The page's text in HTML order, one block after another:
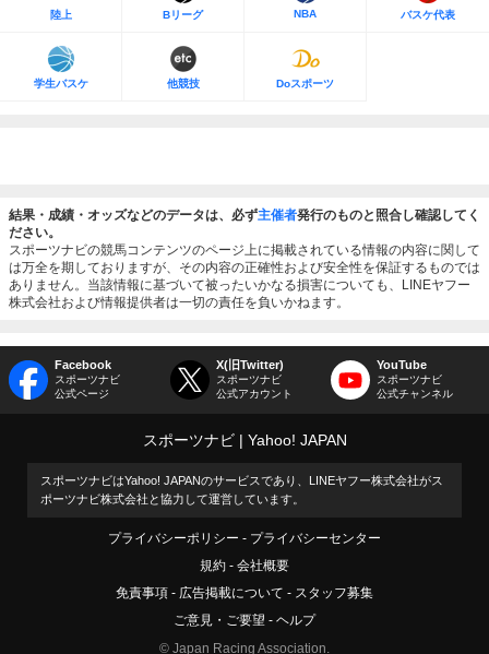
陸上 Bリーグ NBA バスケ代表
学生バスケ 他競技 Doスポーツ
結果・成績・オッズなどのデータは、必ず主催者発行のものと照合し確認してく
ださい。
スポーツナビの競馬コンテンツのページ上に掲載されている情報の内容に関して
は万全を期しておりますが、その内容の正確性および安全性を保証するものでは
ありません。当該情報に基づいて被ったいかなる損害についても、LINEヤフー
株式会社および情報提供者は一切の責任を負いかねます。
Facebook
スポーツナビ
公式ページ
X(旧Twitter)
スポーツナビ
公式アカウント
YouTube
スポーツナビ
公式チャンネル
スポーツナビ Yahoo! JAPAN
スポーツナビはYahoo! JAPANのサービスであり、LINEヤフー株式会社がス
ポーツナビ株式会社と協力して運営しています。
プライバシーポリシー
プライバシーセンター
規約
会社概要
免責事項
広告掲載について
スタッフ募集
ご意見・ご要望
ヘルプ
© Japan Racing Association.